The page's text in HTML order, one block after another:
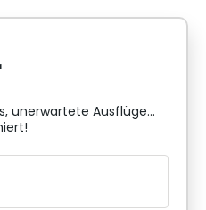
unerwartete Ausflüge...